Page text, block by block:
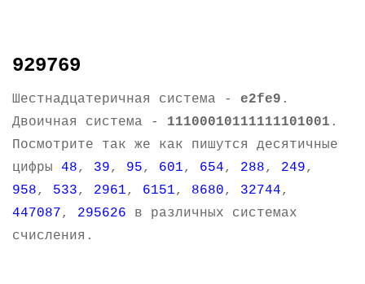
929769
Шестнадцатеричная система - e2fe9 .
Двоичная система - 11100010111111101001 .
Посмотрите так же как пишутся десятичные
цифры 48, 39, 95, 601, 654, 288, 249,
958, 533, 2961, 6151, 8680, 32744,
447087, 295626 в различных системах
счисления.